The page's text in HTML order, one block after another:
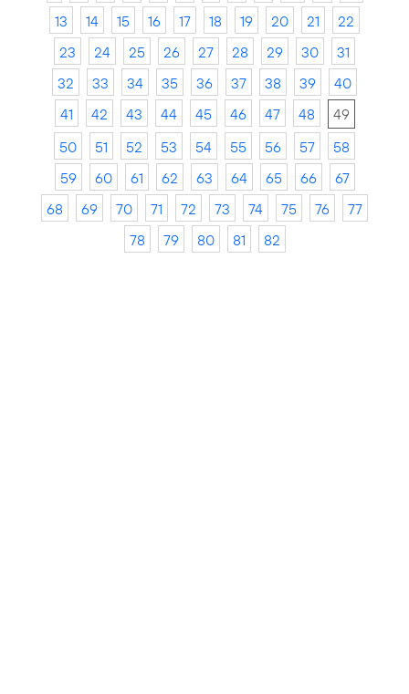
13
14 15 16 17 18 19 20 21
22
23
24 25 26 27 28 29 30
31
32
33 34 35 36 37 38 39
40
41
42 43 44 45 46 47 48
49
50
51 52 53 54 55 56 57
58
59
60 61 62 63 64 65 66
67
68
69 70 71 72 73 74 75 76
77
78
79 80 81 82